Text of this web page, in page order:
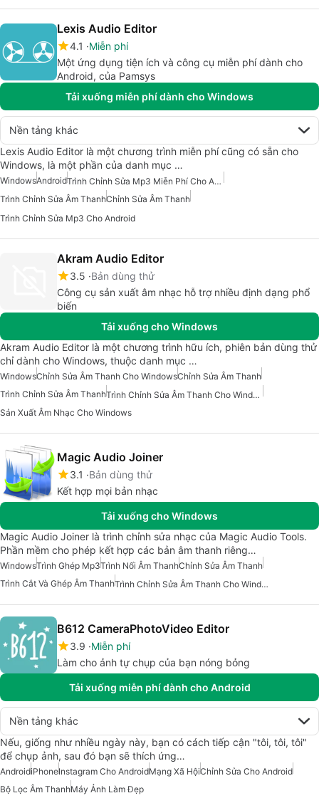
Lexis Audio Editor
4.1
Miễn phí
Một ứng dụng tiện ích và công cụ miễn phí dành cho
Android, của Pamsys
Tải xuống miễn phí dành cho Windows
Nền tảng khác
Lexis Audio Editor là một chương trình miễn phí cũng có sẵn cho
Windows, là một phần của danh mục …
WindowsAndroid
Trình Chỉnh Sửa Mp3 Miễn Phí Cho Android
Trình Chỉnh Sửa Âm ThanhChỉnh Sửa Âm Thanh
Trình Chỉnh Sửa Mp3 Cho Android
Akram Audio Editor
3.5 Bản dùng thử
Công cụ sản xuất âm nhạc hỗ trợ nhiều định dạng phổ
biến
Tải xuống cho Windows
Akram Audio Editor là một chương trình hữu ích, phiên bản dùng thử
chỉ dành cho Windows, thuộc danh mục …
WindowsChỉnh Sửa Âm Thanh Cho WindowsChỉnh Sửa Âm Thanh
Trình Chỉnh Sửa Âm Thanh
Trình Chỉnh Sửa Âm Thanh Cho Windows
Sản Xuất Âm Nhạc Cho Windows
Magic Audio Joiner
3.1
Bản dùng thử
Kết hợp mọi bản nhạc
Tải xuống cho Windows
Magic Audio Joiner là trình chỉnh sửa nhạc của Magic Audio Tools.
Phần mềm cho phép kết hợp các bản âm thanh riêng…
WindowsTrình Ghép Mp3Trình Nối Âm ThanhChỉnh Sửa Âm Thanh
Trình Cắt Và Ghép Âm Thanh
Trình Chỉnh Sửa Âm Thanh Cho Windows
B612 CameraPhotoVideo Editor
3.9 Miễn phí
Làm cho ảnh tự chụp của bạn nóng bỏng
Tải xuống miễn phí dành cho Android
Nền tảng khác
Nếu, giống như nhiều ngày này, bạn có cách tiếp cận "tôi, tôi, tôi"
để chụp ảnh, sau đó bạn sẽ thích ứng…
AndroidiPhoneInstagram Cho AndroidMạng Xã HộiChỉnh Sửa Cho Android
Bộ Lọc Âm ThanhMáy Ảnh Làm Đẹp